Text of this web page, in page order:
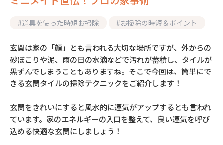
#道具を使った時短お掃除 #お掃除の時短＆ポイント
玄関は家の「顔」とも言われる大切な場所ですが、外からの
砂ぼこりや泥、雨の日の水滴などで汚れが蓄積し、タイルが
黒ずんでしまうこともありますね。そこで今回は、簡単にで
きる玄関タイルの掃除テクニックをご紹介します！
玄関をきれいにすると風水的に運気がアップするとも言われ
ています。家のエネルギーの入口を整えて、良い運気を呼び
込める快適な玄関にしましょう！